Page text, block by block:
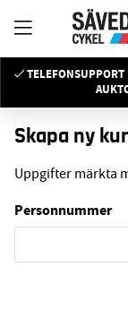
TELEFONSUPPORT
Skapa ny
Uppgifter märkta
Personnummer